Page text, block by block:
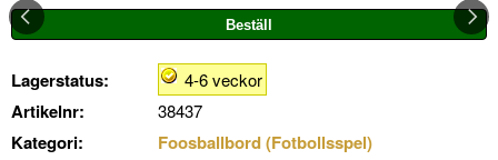
Lagerstatus: 4-6 veckor
Artikelnr: 38437
Kategori:
Foosballbord (Fotbollsspel)